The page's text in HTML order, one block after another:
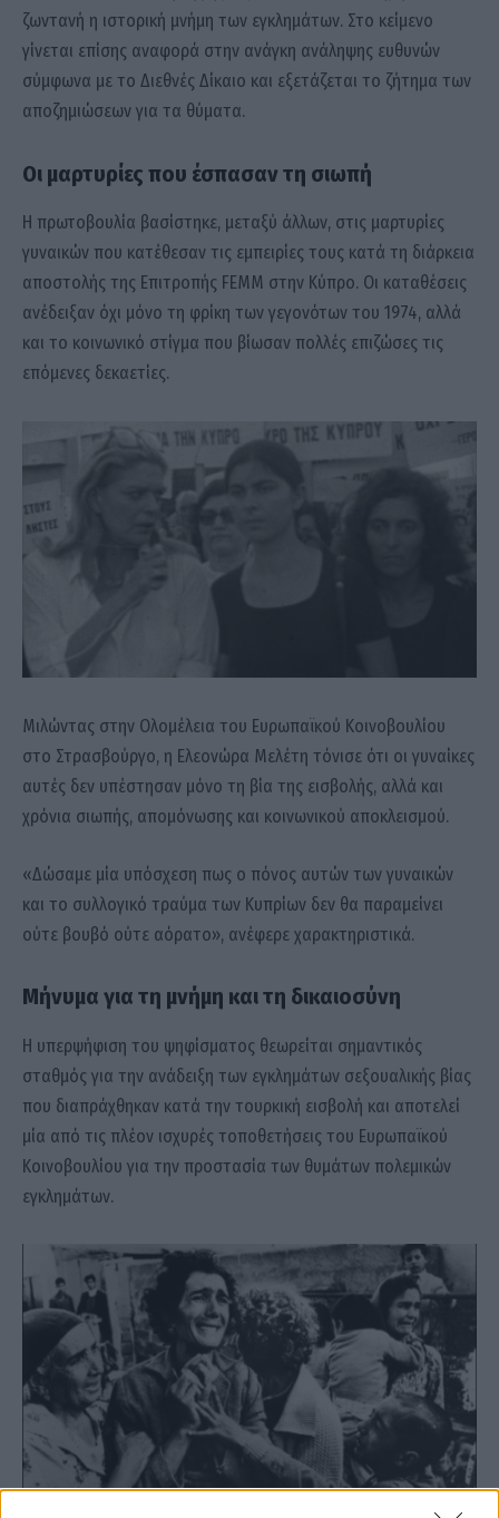
ζωντανή η ιστορική μνήμη των εγκλημάτων. Στο κείμενο
γίνεται επίσης αναφορά στην ανάγκη ανάληψης ευθυνών
σύμφωνα με το Διεθνές Δίκαιο και εξετάζεται το ζήτημα των
αποζημιώσεων για τα θύματα.
Οι μαρτυρίες που έσπασαν τη σιωπή
Η πρωτοβουλία βασίστηκε, μεταξύ άλλων, στις μαρτυρίες
γυναικών που κατέθεσαν τις εμπειρίες τους κατά τη διάρκεια
αποστολής της Επιτροπής FEMM στην Κύπρο. Οι καταθέσεις
ανέδειξαν όχι μόνο τη φρίκη των γεγονότων του 1974, αλλά
και το κοινωνικό στίγμα που βίωσαν πολλές επιζώσες τις
επόμενες δεκαετίες.
Μιλώντας στην Ολομέλεια του Ευρωπαϊκού Κοινοβουλίου
στο Στρασβούργο, η Ελεονώρα Μελέτη τόνισε ότι οι γυναίκες
αυτές δεν υπέστησαν μόνο τη βία της εισβολής, αλλά και
χρόνια σιωπής, απομόνωσης και κοινωνικού αποκλεισμού.
«Δώσαμε μία υπόσχεση πως ο πόνος αυτών των γυναικών
και το συλλογικό τραύμα των Κυπρίων δεν θα παραμείνει
ούτε βουβό ούτε αόρατο», ανέφερε χαρακτηριστικά.
Μήνυμα για τη μνήμη και τη δικαιοσύνη
Η υπερψήφιση του ψηφίσματος θεωρείται σημαντικός
σταθμός για την ανάδειξη των εγκλημάτων σεξουαλικής βίας
που διαπράχθηκαν κατά την τουρκική εισβολή και αποτελεί
μία από τις πλέον ισχυρές τοποθετήσεις του Ευρωπαϊκού
Κοινοβουλίου για την προστασία των θυμάτων πολεμικών
εγκλημάτων.